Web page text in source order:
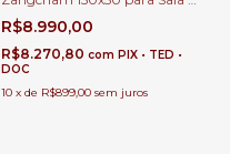
Jantar e Sala de Estar.
R$8.990,00
R$8.270,80 com PIX • TED •
DOC
10 x de R$899,00 sem juros